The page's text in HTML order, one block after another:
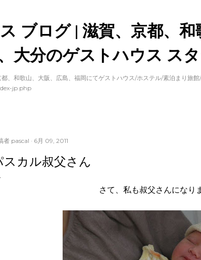
ブログ | 滋賀、京都、和
大分のゲストハウス ス
、和歌山、大阪、広島、福岡にてゲストハウス/ホステル/素泊まり旅
jp.php
者 pascal 6月 09, 2011
スカル叔父さん
さて、私も叔父さんになり